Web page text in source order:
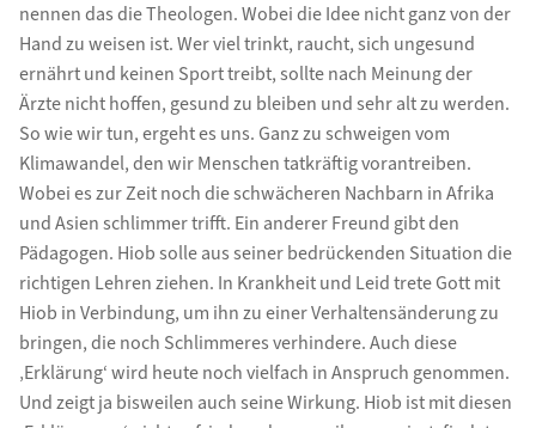
nennen das die Theologen. Wobei die Idee nicht ganz von der
Hand zu weisen ist. Wer viel trinkt, raucht, sich ungesund
ernährt und keinen Sport treibt, sollte nach Meinung der
Ärzte nicht hoffen, gesund zu bleiben und sehr alt zu werden.
So wie wir tun, ergeht es uns. Ganz zu schweigen vom
Klimawandel, den wir Menschen tatkräftig vorantreiben.
Wobei es zur Zeit noch die schwächeren Nachbarn in Afrika
und Asien schlimmer trifft. Ein anderer Freund gibt den
Pädagogen. Hiob solle aus seiner bedrückenden Situation die
richtigen Lehren ziehen. In Krankheit und Leid trete Gott mit
Hiob in Verbindung, um ihn zu einer Verhaltensänderung zu
bringen, die noch Schlimmeres verhindere. Auch diese
‚Erklärung‘ wird heute noch vielfach in Anspruch genommen.
Und zeigt ja bisweilen auch seine Wirkung. Hiob ist mit diesen